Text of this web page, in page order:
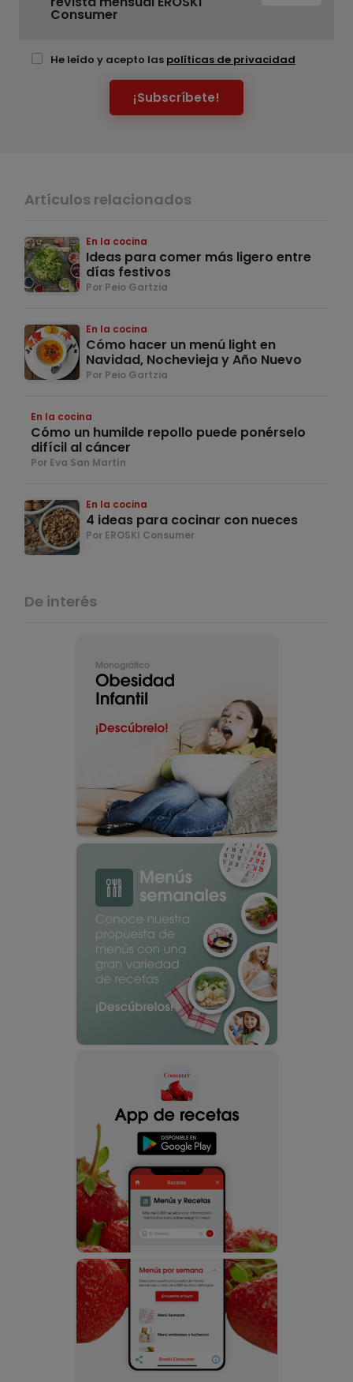
Consumer
He leído y acepto las políticas de privacidad
¡Subscríbete!
Artículos relacionados
En la cocina
Ideas para comer más ligero entre
días festivos
Por Peio Gartzia
En la cocina
Cómo hacer un menú light en
Navidad, Nochevieja y Año Nuevo
Por Peio Gartzia
En la cocina
Cómo un humilde repollo puede ponérselo
difícil al cáncer
Por Eva San Martín
En la cocina
4 ideas para cocinar con nueces
Por EROSKI Consumer
De interés